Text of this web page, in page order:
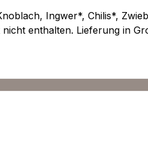
Ingwer*, Chilis*,
enthalten. Lieferung in